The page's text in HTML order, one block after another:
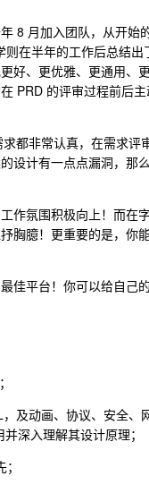
8 月加入团队，从开
在半年的工作后总结
好、更优雅、更通用、
PRD 的评审过程前后
都非常认真，在需求
设计有一点点漏洞，
作氛围积极向上！而在
胸臆！更重要的是，你
佳平台！你可以给自己
及动画、协议、安全
深入理解其设计原理；